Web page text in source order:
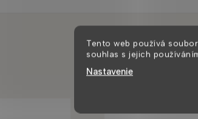
Tento web používá
souhlas s jejich
Nastavenie